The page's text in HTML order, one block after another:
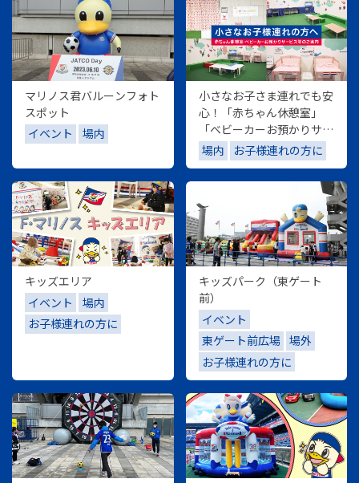
マリノス君バルーンフォト
スポット
イベント
場内
小さなお子さま連れでも安
心！「赤ちゃん休憩室」
「ベビーカーお預かりサー
ビス」「おむつ替えシー
ト」
場内 お子様連れの方に
キッズエリア
イベント
場内
お子様連れの方に
キッズパーク（東ゲート
前）
イベント
東ゲート前広場
場外
お子様連れの方に